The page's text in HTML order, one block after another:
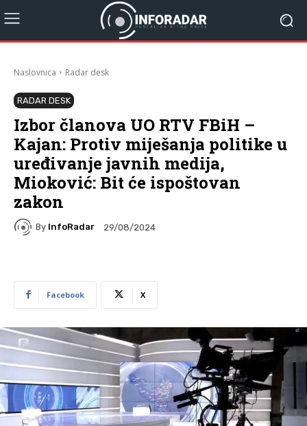
Naslovnica Radar desk
RADAR DESK
Izbor članova UO RTV FBiH –
Kajan: Protiv miješanja politike u
uređivanje javnih medija,
Mioković: Bit će ispoštovan
zakon
By InfoRadar 29/08/2024
Facebook X